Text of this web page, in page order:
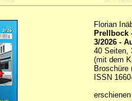
Florian
Prellbock
3/2026 -
40 Seiten,
(mit dem
Broschüre
ISSN